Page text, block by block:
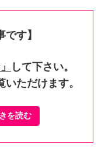
です】
して下さい。
ただけます。
を読む